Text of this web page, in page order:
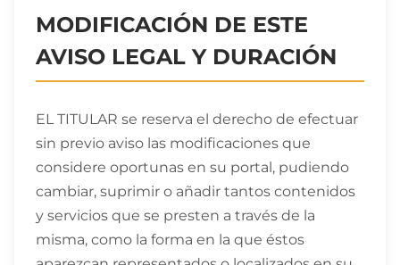
MODIFICACIÓN DE ESTE
AVISO LEGAL Y DURACIÓN
EL TITULAR se reserva el derecho de efectuar
sin previo aviso las modificaciones que
considere oportunas en su portal, pudiendo
cambiar, suprimir o añadir tantos contenidos
y servicios que se presten a través de la
misma, como la forma en la que éstos